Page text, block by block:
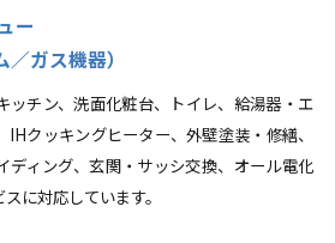
ー
／ガス機器）
ッチン、洗面化粧台、トイレ、給湯器・エ
クッキングヒーター、外壁塗装・修繕、
ディング、玄関・サッシ交換、オール電化
に対応しています。